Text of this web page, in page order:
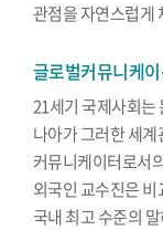
관점을 자연스럽게
글로벌커뮤니케
21세기 국제사회는
나아가 그러한 세
커뮤니케이터로서
외국인 교수진은
국내 최고 수준의